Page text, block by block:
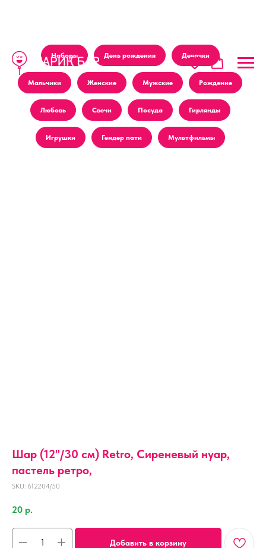
Наборы День рождения Девочки
Мальчики Женские Мужские Рождение
Любовь Свечи Посуда Гирлянды
Игрушки Гендер пати Мультфильмы
Шар (12''/30 см) Retro, Сиреневый нуар,
пастель ретро,
SKU: 612204/50
20 р.
Добавить в корзину